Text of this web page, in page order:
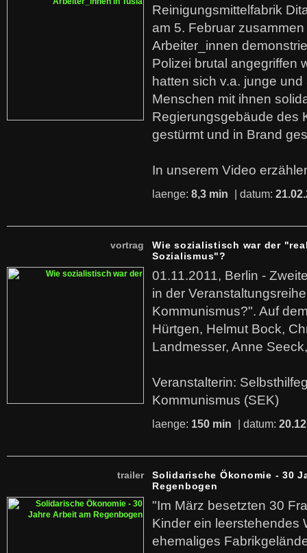
Reinigungsmittelfabrik
am 5. Februar
Arbeiter_innen
Polizei brutal angegriffen
hatten sich v.a. junge
Menschen mit ihnen
Regierungsgebäude des
gestürmt und in Brand
In unserem Video
laenge: 8,3 min | datum:
vortrag
Wie sozialistisch war der
Sozialismus"?
01.11.2011, Berlin -
in der
Kommunismus?". Auf
Hürtgen, Helmut Bock,
Landmesser, Anne
Veranstalterin:
Kommunismus (SEK)
laenge: 150 min | datum:
trailer
Solidarische Ökonomie - 30
Regenbogen
"Im März besetzten 30
Kinder ein leerstehendes
ehemaliges